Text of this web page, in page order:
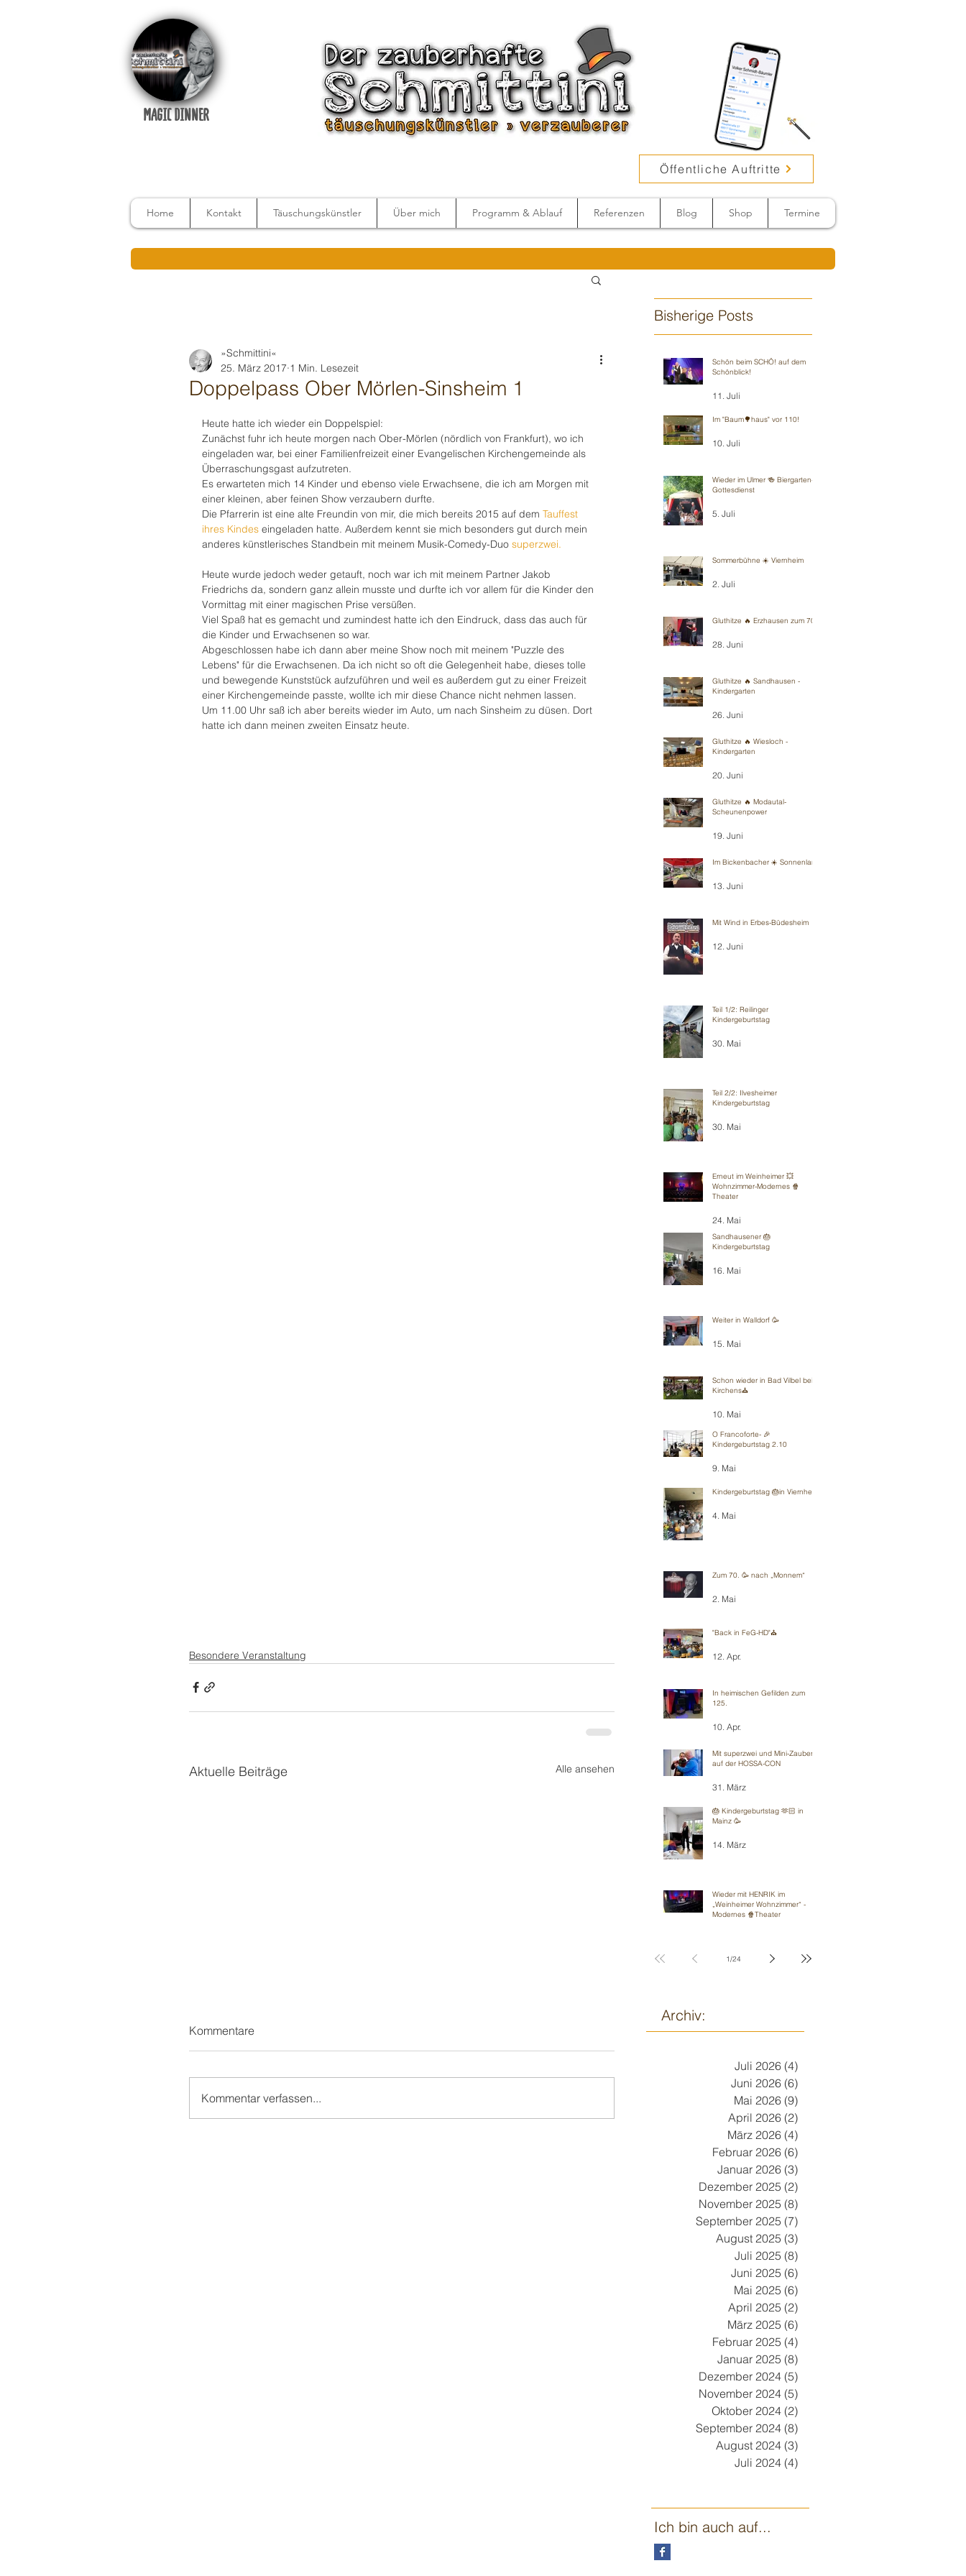
MAGIC DINNER
Öffentliche Auftritte
Home Kontakt Täuschungskünstler Über mich Programm & Ablauf Referenzen Blog Shop Termine
Doppelpass Ober Mörlen-Sinsheim 1
»Schmittini«
25. März 2017 1 Min. Lesezeit
Heute hatte ich wieder ein Doppelspiel:
Zunächst fuhr ich heute morgen nach Ober-Mörlen (nördlich von Frankfurt), wo ich
eingeladen war, bei einer Familienfreizeit einer Evangelischen Kirchengemeinde als
Überraschungsgast aufzutreten.
Es erwarteten mich 14 Kinder und ebenso viele Erwachsene, die ich am Morgen mit
einer kleinen, aber feinen Show verzaubern durfte.
Die Pfarrerin ist eine alte Freundin von mir, die mich bereits 2015 auf dem Tauffest
ihres Kindes eingeladen hatte. Außerdem kennt sie mich besonders gut durch mein
anderes künstlerisches Standbein mit meinem Musik-Comedy-Duo superzwei.
Heute wurde jedoch weder getauft, noch war ich mit meinem Partner Jakob
Friedrichs da, sondern ganz allein musste und durfte ich vor allem für die Kinder den
Vormittag mit einer magischen Prise versüßen.
Viel Spaß hat es gemacht und zumindest hatte ich den Eindruck, dass das auch für
die Kinder und Erwachsenen so war.
Abgeschlossen habe ich dann aber meine Show noch mit meinem "Puzzle des
Lebens" für die Erwachsenen. Da ich nicht so oft die Gelegenheit habe, dieses tolle
und bewegende Kunststück aufzuführen und weil es außerdem gut zu einer Freizeit
einer Kirchengemeinde passte, wollte ich mir diese Chance nicht nehmen lassen.
Um 11.00 Uhr saß ich aber bereits wieder im Auto, um nach Sinsheim zu düsen. Dort
hatte ich dann meinen zweiten Einsatz heute.
Besondere Veranstaltung
Aktuelle Beiträge Alle ansehen
Kommentare
Kommentar verfassen...
Bisherige Posts
Schön beim SCHÖ! auf dem
Schönblick!
11. Juli
Im "Baum🌳haus" vor 110!
10. Juli
Wieder im Ulmer 🍻 Biergarten-
Gottesdienst
5. Juli
Sommerbühne ☀️ Viernheim
2. Juli
Gluthitze 🔥 Erzhausen zum 70.
28. Juni
Gluthitze 🔥 Sandhausen -
Kindergarten
26. Juni
Gluthitze 🔥 Wiesloch -
Kindergarten
20. Juni
Gluthitze 🔥 Modautal-
Scheunenpower
19. Juni
Im Bickenbacher ☀️ Sonnenland
13. Juni
Mit Wind in Erbes-Büdesheim
12. Juni
Teil 1/2: Reilinger
Kindergeburtstag
30. Mai
Teil 2/2: Ilvesheimer
Kindergeburtstag
30. Mai
Erneut im Weinheimer 💥
Wohnzimmer-Modernes 🍿
Theater
24. Mai
Sandhausener 🎂
Kindergeburtstag
16. Mai
Weiter in Walldorf 🥳
15. Mai
Schon wieder in Bad Vilbel bei
Kirchens⛪️
10. Mai
O Francoforte- 🎉
Kindergeburtstag 2.10
9. Mai
Kindergeburtstag 🎂in Viernheim
4. Mai
Zum 70. 🥳 nach „Monnem“
2. Mai
"Back in FeG-HD"⛪️
12. Apr.
In heimischen Gefilden zum
125.
10. Apr.
Mit superzwei und Mini-Zauberei
auf der HOSSA-CON
31. März
🎂 Kindergeburtstag 🫶🏻 in
Mainz 🥳
14. März
Wieder mit HENRIK im
„Weinheimer Wohnzimmer“ -
Modernes 🍿Theater
1/24
Archiv:
Juli 2026 (4)
Juni 2026 (6)
Mai 2026 (9)
April 2026 (2)
März 2026 (4)
Februar 2026 (6)
Januar 2026 (3)
Dezember 2025 (2)
November 2025 (8)
September 2025 (7)
August 2025 (3)
Juli 2025 (8)
Juni 2025 (6)
Mai 2025 (6)
April 2025 (2)
März 2025 (6)
Februar 2025 (4)
Januar 2025 (8)
Dezember 2024 (5)
November 2024 (5)
Oktober 2024 (2)
September 2024 (8)
August 2024 (3)
Juli 2024 (4)
Ich bin auch auf...